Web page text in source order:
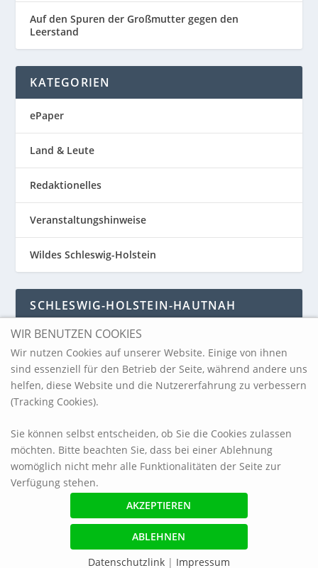
Auf den Spuren der Großmutter gegen den
Leerstand
KATEGORIEN
ePaper
Land & Leute
Redaktionelles
Veranstaltungshinweise
Wildes Schleswig-Holstein
SCHLESWIG-HOLSTEIN-HAUTNAH
Schleswig-Holstein-Hautnah
ARCHIV
© 2017 blickpunkt-sh.com
Impressum
Referenzen
Haftungsausschluss / Datenschutzerklärung
WIR BENUTZEN COOKIES
Wir nutzen Cookies auf unserer Website. Einige von ihnen
sind essenziell für den Betrieb der Seite, während andere uns
helfen, diese Website und die Nutzererfahrung zu verbessern
(Tracking Cookies).
Sie können selbst entscheiden, ob Sie die Cookies zulassen
möchten. Bitte beachten Sie, dass bei einer Ablehnung
womöglich nicht mehr alle Funktionalitäten der Seite zur
Verfügung stehen.
Datenschutzlink | Impressum